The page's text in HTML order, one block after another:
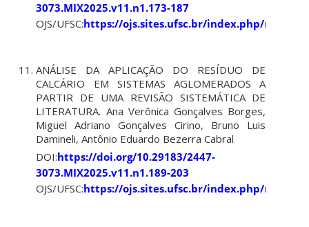
3073.MIX2025.v11.n1.173-187
OJS/UFSC:https://ojs.sites.ufsc.br/index.php/
ANÁLISE DA APLICAÇÃO DO RESÍDUO DE
CALCÁRIO EM SISTEMAS AGLOMERADOS A
PARTIR DE UMA REVISÃO SISTEMÁTICA DE
LITERATURA. Ana Verônica Gonçalves Borges,
Miguel Adriano Gonçalves Cirino, Bruno Luis
Damineli, Antônio Eduardo Bezerra Cabral
DOI:https://doi.org/10.29183/2447-
3073.MIX2025.v11.n1.189-203
OJS/UFSC:https://ojs.sites.ufsc.br/index.php/